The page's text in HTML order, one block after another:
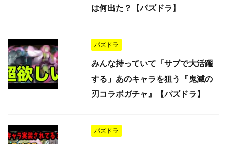
は何出た？【パズドラ】
パズドラ
みんな持っていて「サブで大活躍
する」あのキャラを狙う『鬼滅の
刃コラボガチャ』【パズドラ】
パズドラ